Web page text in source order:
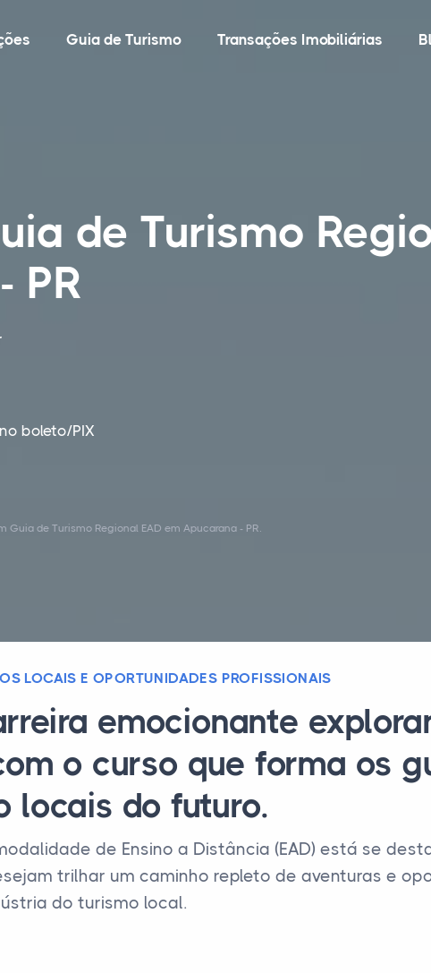
Guia de Turismo Transações Imobiliárias
de Turismo
PR
boleto/PIX
de Turismo Regional EAD em Apucarana - PR.
LOCAIS E OPORTUNIDADES PROFISSIONAIS
emocionante
o curso que forma os
locais do futuro.
de Ensino a Distância (EAD) está se
trilhar um caminho repleto de aventuras e
do turismo local.